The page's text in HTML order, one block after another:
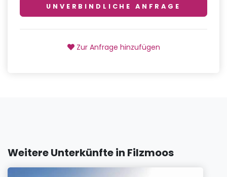
UNVERBINDLICHE ANFRAGE
Zur Anfrage hinzufügen
Weitere Unterkünfte in Filzmoos